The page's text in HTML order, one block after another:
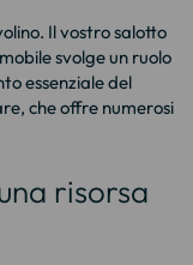
Il vostro salotto
svolge un ruolo
essenziale del
che offre numerosi
risorsa